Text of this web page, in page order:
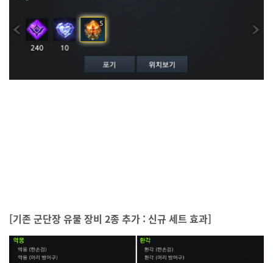
[기존 군단장 유물 장비 2종 추가 : 신규 세트 효과]